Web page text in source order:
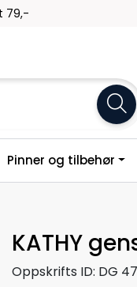
79,-
Pinner og tilbehør
KATHY
Oppskrifts ID: DG